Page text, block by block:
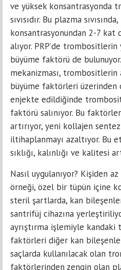
ve yüksek konsantrasyonda
sıvısıdır. Bu plazma
konsantrasyonundan 2-7
alıyor. PRP’de trombositlerin
büyüme faktörü de
mekanizması,
büyüme faktörleri üzerinden
enjekte edildiğinde
faktörü salınıyor. Bu
artırıyor, yeni kollajen
iltihaplanmayı azaltıyor. Bu
sıklığı, kalınlığı ve kalitesi
Nasıl uygulanıyor? Kişiden
örneği, özel bir tüpün içine
steril şartlarda, kan
santrifüj cihazına
ayrıştırma işlemiyle
faktörleri diğer kan
saçlarda kullanılacak olan
faktörlerinden zengin olan